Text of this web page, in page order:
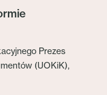
Prezes
(UOKiK),